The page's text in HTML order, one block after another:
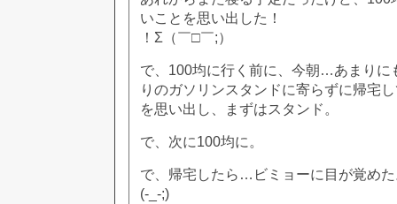
いことを思い出した！
！Σ（￣□￣;）
で、100均に行く前に、今朝…あまりに
りのガソリンスタンドに寄らずに帰宅
を思い出し、まずはスタンド。
で、次に100均に。
で、帰宅したら…ビミョーに目が覚め
(-_-;)